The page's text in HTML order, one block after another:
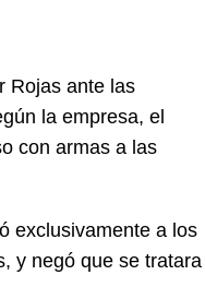
Rojas ante las
la empresa, el
con armas a las
exclusivamente a los
y negó que se tratara